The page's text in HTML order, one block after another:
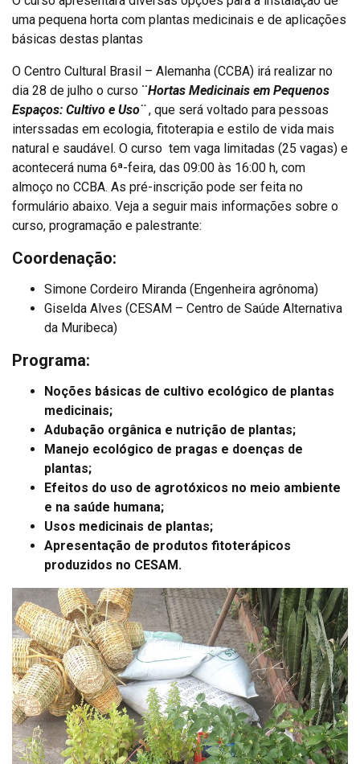
uma pequena horta com plantas medicinais e de aplicações
básicas destas plantas
O Centro Cultural Brasil – Alemanha (CCBA) irá realizar no
dia 28 de julho o curso ¨Hortas Medicinais em Pequenos
Espaços: Cultivo e Uso¨, que será voltado para pessoas
interssadas em ecologia, fitoterapia e estilo de vida mais
natural e saudável. O curso tem vaga limitadas (25 vagas) e
acontecerá numa 6ª-feira, das 09:00 às 16:00 h, com
almoço no CCBA. As pré-inscrição pode ser feita no
formulário abaixo. Veja a seguir mais informações sobre o
curso, programação e palestrante:
Coordenação:
Simone Cordeiro Miranda (Engenheira agrônoma)
Giselda Alves (CESAM – Centro de Saúde Alternativa
da Muribeca)
Programa:
Noções básicas de cultivo ecológico de plantas
medicinais;
Adubação orgânica e nutrição de plantas;
Manejo ecológico de pragas e doenças de
plantas;
Efeitos do uso de agrotóxicos no meio ambiente
e na saúde humana;
Usos medicinais de plantas;
Apresentação de produtos fitoterápicos
produzidos no CESAM.